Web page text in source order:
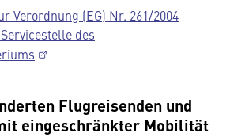
Verordnung (EG) Nr. 261/2004
des
Flugreisenden und
eingeschränkter Mobilität